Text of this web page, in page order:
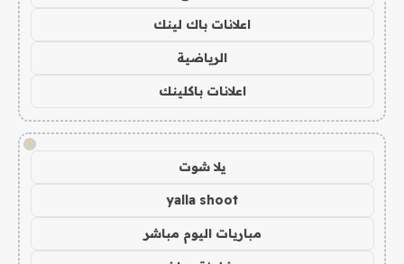
اعلانات باك لينك
الرياضية
اعلانات باكلينك
!
يلا شوت
yalla shoot
مباريات اليوم مباشر